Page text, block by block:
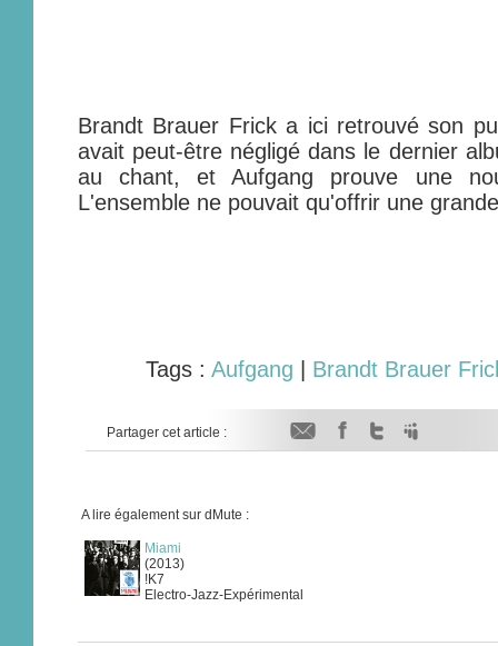
Brandt Brauer Frick a ici retrouvé son
avait peut-être négligé dans le dernier
au chant, et Aufgang prouve une
L'ensemble ne pouvait qu'offrir une
Tags : Aufgang Brandt Brauer
Partager cet article :
A lire également sur dMute :
Miami
(2013)
!K7
Electro-Jazz-Expérimental